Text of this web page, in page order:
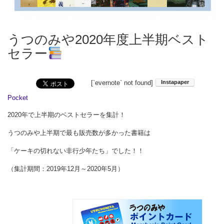
うつのみや2020年度上半期ベスト
セラー
[`evernote` not found]
Pocket
2020年で上半期のベストセラーを集計！
うつのみや上半期で最も販売数が多かった書籍は
「ケーキの切れない非行少年たち」でした！！
（集計期間：2019年12月～2020年5月）